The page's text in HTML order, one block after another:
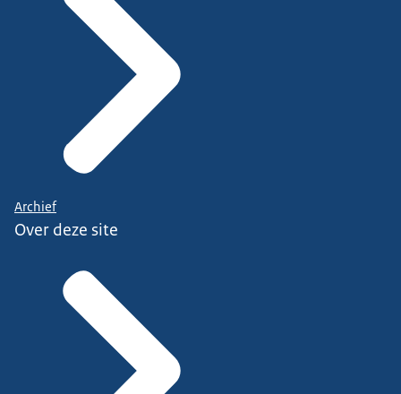
Archief
Over deze site